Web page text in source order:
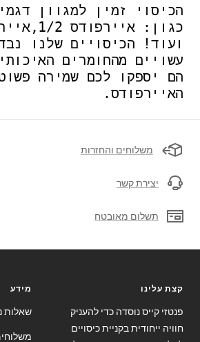
הכיסוי זמין למגוון
ועוד! הכיסויים שלנו
עשויים מהחומרים
הם יספקו לכם שמירה
האיירפודס.
משלוחים והחזרות
יצירת קשר
תשלום מאובטח
קצת עלינו
פנטזי קייס נוסדה כדי להעניק
חוויה ייחודית בקניית כיסויים
מידע
שאלות